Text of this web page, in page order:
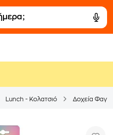
Lunch - Κολατσιό Δοχεία